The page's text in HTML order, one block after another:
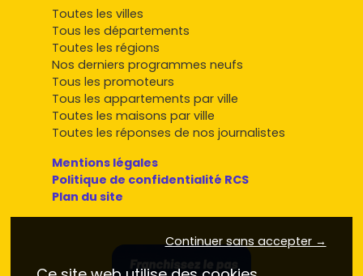
Toutes les villes
Tous les départements
Toutes les régions
Nos derniers programmes neufs
Tous les promoteurs
Tous les appartements par ville
Toutes les maisons par ville
Toutes les réponses de nos journalistes
Mentions légales
Politique de confidentialité RCS
Plan du site
Continuer sans accepter →